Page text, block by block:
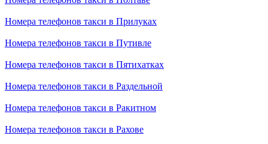
Номера телефонов такси в Прилуках
Номера телефонов такси в Путивле
Номера телефонов такси в Пятихатках
Номера телефонов такси в Раздельной
Номера телефонов такси в Ракитном
Номера телефонов такси в Рахове